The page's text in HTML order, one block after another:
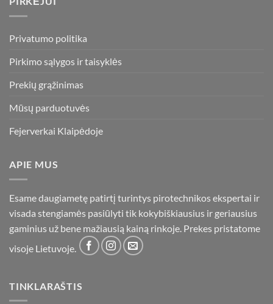
Privatumo politika
Pirkimo sąlygos ir taisyklės
Prekių grąžinimas
Mūsų parduotuvės
Fejerverkai Klaipėdoje
APIE MUS
Esame daugiametę patirtį turintys pirotechnikos ekspertai ir
visada stengiamės pasiūlyti tik kokybiškiausius ir geriausius
gaminius už bene mažiausią kainą rinkoje. Prekes pristatome
visoje Lietuvoje.
TINKLARAŠTIS